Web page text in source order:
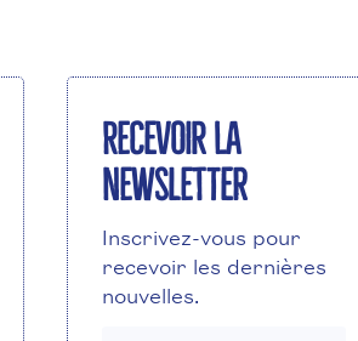
Recevoir la
newsletter
Inscrivez-vous pour
recevoir les dernières
nouvelles.